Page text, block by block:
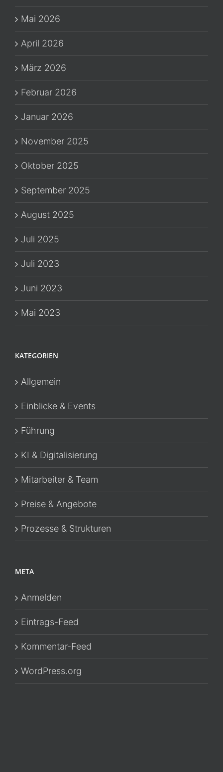
Mai 2026
April 2026
März 2026
Februar 2026
Januar 2026
November 2025
Oktober 2025
September 2025
August 2025
Juli 2025
Juli 2023
Juni 2023
Mai 2023
KATEGORIEN
Allgemein
Einblicke & Events
Führung
KI & Digitalisierung
Mitarbeiter & Team
Preise & Angebote
Prozesse & Strukturen
META
Anmelden
Eintrags-Feed
Kommentar-Feed
WordPress.org